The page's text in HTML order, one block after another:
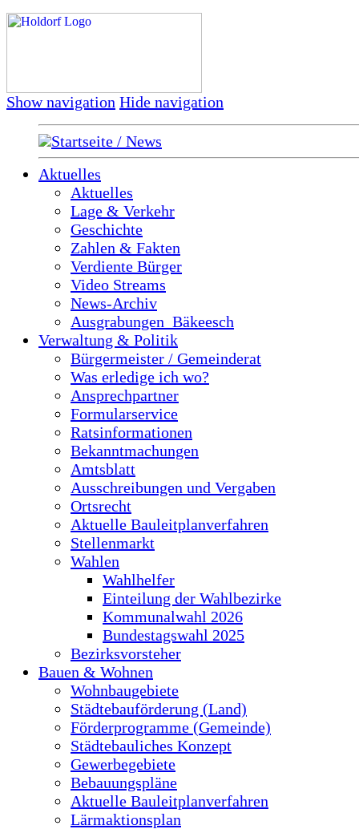
Show navigation Hide navigation
Startseite / News
Aktuelles
Aktuelles
Lage & Verkehr
Geschichte
Zahlen & Fakten
Verdiente Bürger
Video Streams
News-Archiv
Ausgrabungen_Bäkeesch
Verwaltung & Politik
Bürgermeister / Gemeinderat
Was erledige ich wo?
Ansprechpartner
Formularservice
Ratsinformationen
Bekanntmachungen
Amtsblatt
Ausschreibungen und Vergaben
Ortsrecht
Aktuelle Bauleitplanverfahren
Stellenmarkt
Wahlen
Wahlhelfer
Einteilung der Wahlbezirke
Kommunalwahl 2026
Bundestagswahl 2025
Bezirksvorsteher
Bauen & Wohnen
Wohnbaugebiete
Städtebauförderung (Land)
Förderprogramme (Gemeinde)
Städtebauliches Konzept
Gewerbegebiete
Bebauungspläne
Aktuelle Bauleitplanverfahren
Lärmaktionsplan